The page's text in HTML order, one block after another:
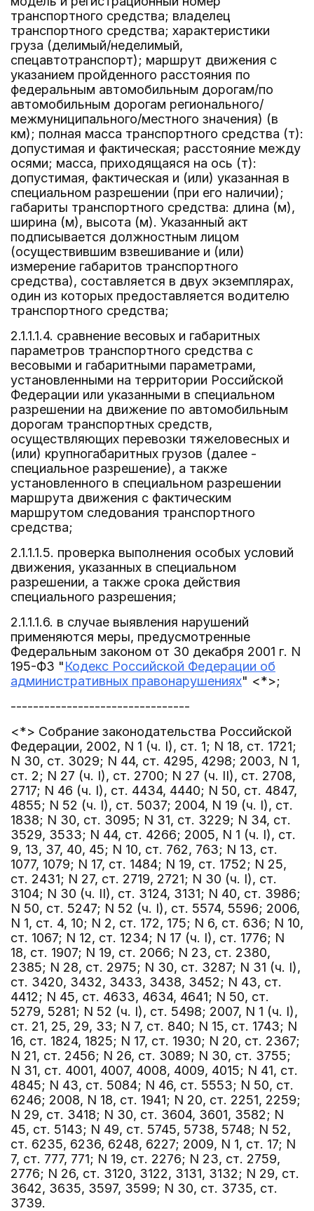
транспортного средства; владелец
транспортного средства; характеристики
груза (делимый/неделимый,
спецавтотранспорт); маршрут движения с
указанием пройденного расстояния по
федеральным автомобильным дорогам/по
автомобильным дорогам регионального/
межмуниципального/местного значения) (в
км); полная масса транспортного средства (т):
допустимая и фактическая; расстояние между
осями; масса, приходящаяся на ось (т):
допустимая, фактическая и (или) указанная в
специальном разрешении (при его наличии);
габариты транспортного средства: длина (м),
ширина (м), высота (м). Указанный акт
подписывается должностным лицом
(осуществившим взвешивание и (или)
измерение габаритов транспортного
средства), составляется в двух экземплярах,
один из которых предоставляется водителю
транспортного средства;
2.1.1.1.4. сравнение весовых и габаритных
параметров транспортного средства с
весовыми и габаритными параметрами,
установленными на территории Российской
Федерации или указанными в специальном
разрешении на движение по автомобильным
дорогам транспортных средств,
осуществляющих перевозки тяжеловесных и
(или) крупногабаритных грузов (далее -
специальное разрешение), а также
установленного в специальном разрешении
маршрута движения с фактическим
маршрутом следования транспортного
средства;
2.1.1.1.5. проверка выполнения особых условий
движения, указанных в специальном
разрешении, а также срока действия
специального разрешения;
2.1.1.1.6. в случае выявления нарушений
применяются меры, предусмотренные
Федеральным законом от 30 декабря 2001 г. N
195-ФЗ "Кодекс Российской Федерации об
административных правонарушениях" <*>;
--------------------------------
<*> Собрание законодательства Российской
Федерации, 2002, N 1 (ч. I), ст. 1; N 18, ст. 1721;
N 30, ст. 3029; N 44, ст. 4295, 4298; 2003, N 1,
ст. 2; N 27 (ч. I), ст. 2700; N 27 (ч. II), ст. 2708,
2717; N 46 (ч. I), ст. 4434, 4440; N 50, ст. 4847,
4855; N 52 (ч. I), ст. 5037; 2004, N 19 (ч. I), ст.
1838; N 30, ст. 3095; N 31, ст. 3229; N 34, ст.
3529, 3533; N 44, ст. 4266; 2005, N 1 (ч. I), ст.
9, 13, 37, 40, 45; N 10, ст. 762, 763; N 13, ст.
1077, 1079; N 17, ст. 1484; N 19, ст. 1752; N 25,
ст. 2431; N 27, ст. 2719, 2721; N 30 (ч. I), ст.
3104; N 30 (ч. II), ст. 3124, 3131; N 40, ст. 3986;
N 50, ст. 5247; N 52 (ч. I), ст. 5574, 5596; 2006,
N 1, ст. 4, 10; N 2, ст. 172, 175; N 6, ст. 636; N 10,
ст. 1067; N 12, ст. 1234; N 17 (ч. I), ст. 1776; N
18, ст. 1907; N 19, ст. 2066; N 23, ст. 2380,
2385; N 28, ст. 2975; N 30, ст. 3287; N 31 (ч. I),
ст. 3420, 3432, 3433, 3438, 3452; N 43, ст.
4412; N 45, ст. 4633, 4634, 4641; N 50, ст.
5279, 5281; N 52 (ч. I), ст. 5498; 2007, N 1 (ч. I),
ст. 21, 25, 29, 33; N 7, ст. 840; N 15, ст. 1743; N
16, ст. 1824, 1825; N 17, ст. 1930; N 20, ст. 2367;
N 21, ст. 2456; N 26, ст. 3089; N 30, ст. 3755;
N 31, ст. 4001, 4007, 4008, 4009, 4015; N 41, ст.
4845; N 43, ст. 5084; N 46, ст. 5553; N 50, ст.
6246; 2008, N 18, ст. 1941; N 20, ст. 2251, 2259;
N 29, ст. 3418; N 30, ст. 3604, 3601, 3582; N
45, ст. 5143; N 49, ст. 5745, 5738, 5748; N 52,
ст. 6235, 6236, 6248, 6227; 2009, N 1, ст. 17; N
7, ст. 777, 771; N 19, ст. 2276; N 23, ст. 2759,
2776; N 26, ст. 3120, 3122, 3131, 3132; N 29, ст.
3642, 3635, 3597, 3599; N 30, ст. 3735, ст.
3739.